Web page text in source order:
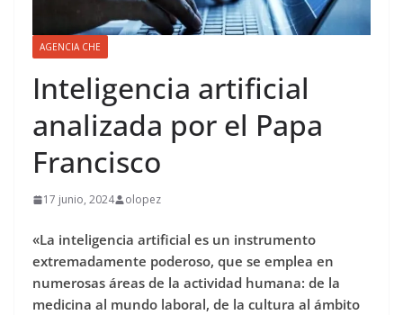
AGENCIA CHE
Inteligencia artificial
analizada por el Papa
Francisco
17 junio, 2024 olopez
«La inteligencia artificial es un instrumento
extremadamente poderoso, que se emplea en
numerosas áreas de la actividad humana: de la
medicina al mundo laboral, de la cultura al ámbito